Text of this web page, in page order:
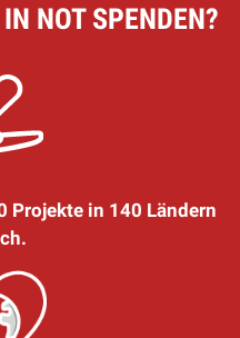
NOT SPENDEN?
Projekte in 140 Ländern